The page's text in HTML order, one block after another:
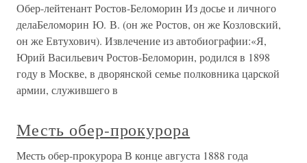
Обер-лейтенант Ростов-Беломорин Из досье и личного
делаБеломорин Ю. В. (он же Ростов, он же Козловский,
он же Евтухович). Извлечение из автобиографии:«Я,
Юрий Васильевич Ростов-Беломорин, родился в 1898
году в Москве, в дворянской семье полковника царской
армии, служившего в
Месть обер-прокурора
Месть обер-прокурора В конце августа 1888 года